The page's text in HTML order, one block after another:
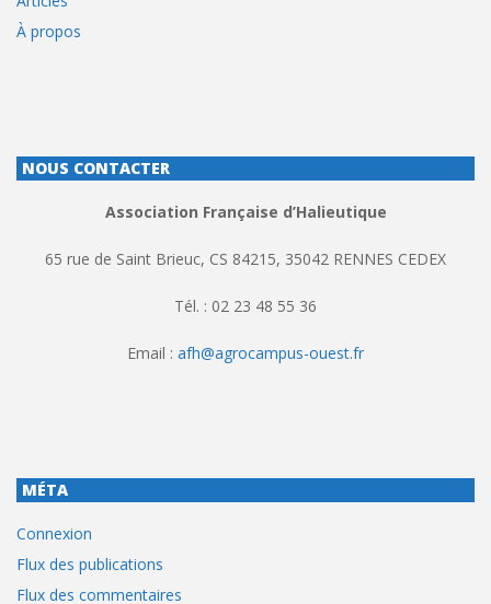
À propos
NOUS CONTACTER
Association Française d’Halieutique
65 rue de Saint Brieuc, CS 84215, 35042 RENNES CEDEX
Tél. : 02 23 48 55 36
Email : afh@agrocampus-ouest.fr
MÉTA
Connexion
Flux des publications
Flux des commentaires